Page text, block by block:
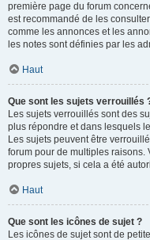
première page du forum
est recommandé de les
comme les annonces et les
les notes sont définies par les
Haut
Que sont les sujets verrouillés
Les sujets verrouillés sont des
plus répondre et dans lesquels
Les sujets peuvent être
forum pour de multiples
propres sujets, si cela a été
Haut
Que sont les icônes de sujet ?
Les icônes de sujet sont de